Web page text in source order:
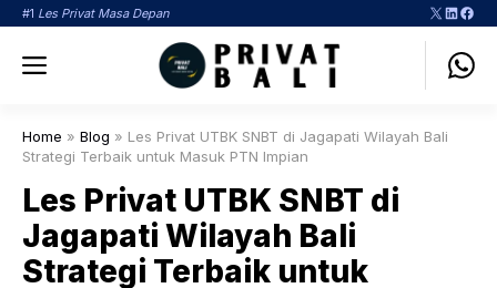
Langsung
#1 Les Privat Masa Depan X
Menu
Home » Blog » Les Privat UTBK SNBT di Jagapati Wilayah Bali
Strategi Terbaik untuk Masuk PTN Impian
Les Privat UTBK SNBT di
Jagapati Wilayah Bali
Strategi Terbaik untuk